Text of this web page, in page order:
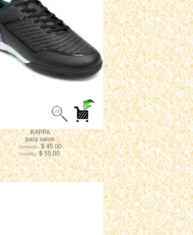
KAPPA
para salon
contado:$ 45.00
credito:$ 55.00